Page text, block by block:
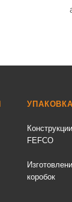
FEFCO
коробок